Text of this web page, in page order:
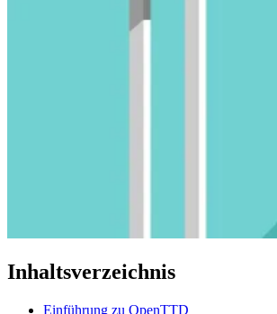
Inhaltsverzeichnis
Einführung zu OpenTTD